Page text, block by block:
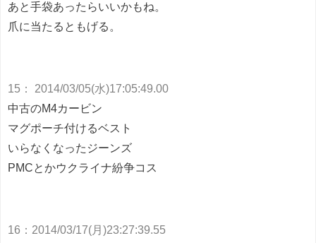
あと手袋あったらいいかもね。
爪に当たるともげる。
15 ： 2014/03/05(水)17:05:49.00
中古のM4カービン
マグポーチ付けるベスト
いらなくなったジーンズ
PMCとかウクライナ紛争コス
16 ： 2014/03/17(月)23:27:39.55